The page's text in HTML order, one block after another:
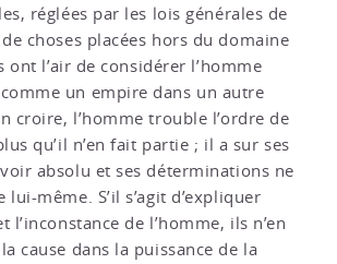
réglées par les lois générales de
choses placées hors du domaine
ont l’air de considérer l’homme
un empire dans un autre
croire, l’homme trouble l’ordre de
qu’il n’en fait partie ; il a sur ses
absolu et ses déterminations ne
même. S’il s’agit d’expliquer
l’inconstance de l’homme, ils n’en
cause dans la puissance de la